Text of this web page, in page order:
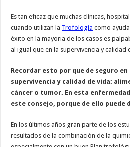
Es tan eficaz que muchas clínicas,
cuando utilizan la Trofología como
éxito en la mayoria de los casos es
al igual que en la supervivencia y calidad
Recordar esto por que de seguro
supervivencia y calidad de vida:
cáncer o tumor. En esta
este consejo, porque de ello puede
En los últimos años gran parte de los
resultados de la combinación de la